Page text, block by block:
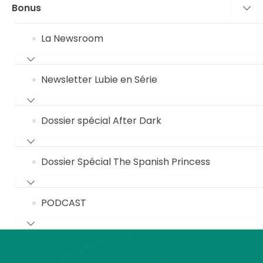
Bonus
La Newsroom
Newsletter Lubie en Série
Dossier spécial After Dark
Dossier Spécial The Spanish Princess
PODCAST